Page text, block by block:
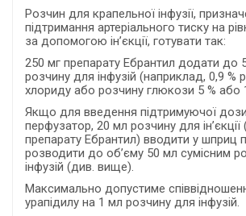
Розчин для крапельної інфузії,
підтримання артеріального тиску на
за допомогою ін’єкції, готувати так:
250 мг препарату Ебрантил додати до
розчину для інфузій (наприклад, 0,9 %
хлориду або розчину глюкози 5 % або
Якщо для введення підтримуючої
перфузатор, 20 мл розчину для ін’єкції
препарату Ебрантил) вводити у шприц
розводити до об’єму 50 мл сумісним
інфузій (див. вище).
Максимально допустиме
урапідилу на 1 мл розчину для інфузій.